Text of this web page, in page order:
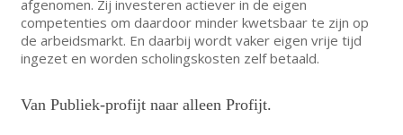
afgenomen. Zij investeren actiever in de eigen
competenties om daardoor minder kwetsbaar te zijn op
de arbeidsmarkt. En daarbij wordt vaker eigen vrije tijd
ingezet en worden scholingskosten zelf betaald.
Van Publiek-profijt naar alleen Profijt.